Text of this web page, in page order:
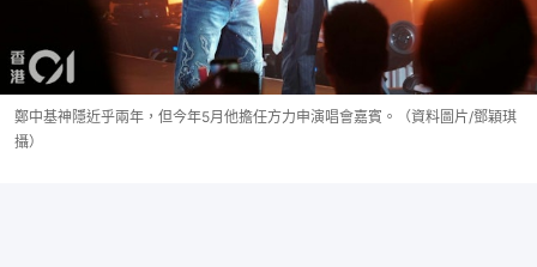
鄭中基神隱近乎兩年，但今年5月他擔任方力申演唱會嘉賓。（資料圖片/鄧穎琪
攝）